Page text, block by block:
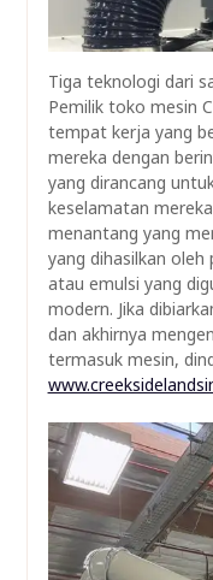
Tiga teknologi dari
Pemilik toko mesin
tempat kerja yang
mereka dengan
yang dirancang
keselamatan
menantang yang
yang dihasilkan oleh
atau emulsi yang
modern. Jika
dan akhirnya
termasuk mesin,